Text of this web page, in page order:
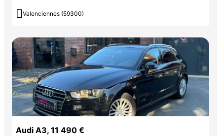
 Valenciennes (59300)
Audi A3, 11 490 €